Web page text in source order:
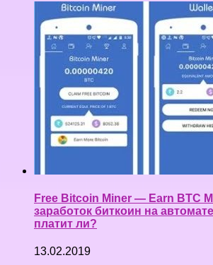
Free Bitcoin Miner — Earn BTC
заработок биткоин на
платит ли?
13.02.2019